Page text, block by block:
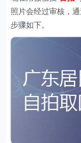
照片会经过审核，
步骤如下。